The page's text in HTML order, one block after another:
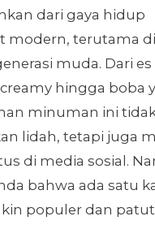
dari gaya hidup
modern, terutama di
muda. Dari
hingga boba
minuman ini
lidah, tetapi juga
di media sosial.
bahwa ada satu
populer dan